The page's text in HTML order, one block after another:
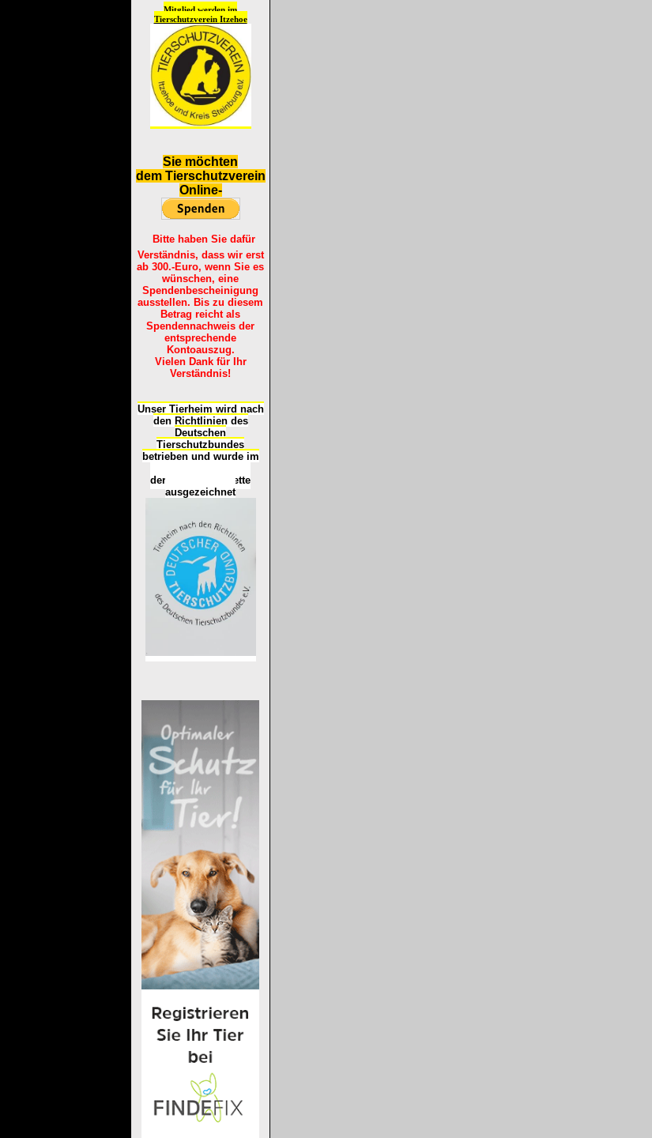
Mitglied werden im
Tierschutzverein Itzehoe
Sie möchten
dem Tierschutzverein
Online-
Bitte haben Sie dafür
Verständnis, dass wir erst
ab 300.-Euro, wenn Sie es
wünschen, eine
Spendenbescheinigung
ausstellen. Bis zu diesem
Betrag reicht als
Spendennachweis der
entsprechende
Kontoauszug.
Vielen Dank für Ihr
Verständnis!
Unser Tierheim wird nach
den Richtlinien des
Deutschen
Tierschutzbundes
betrieben und wurde im
der
Tierheimplakette
ausgezeichnet